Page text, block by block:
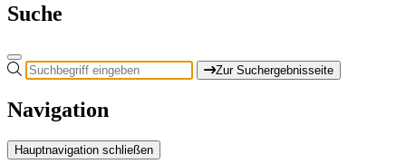
Suche
Zur Suchergebnisseite
Navigation
Hauptnavigation schließen